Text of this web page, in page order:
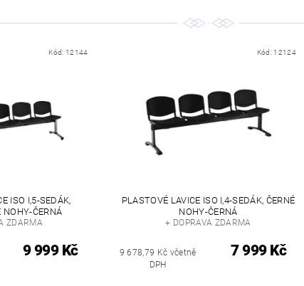
Kód: 12144
ISO I,5-SEDÁK,
NOHY-ČERNÁ
ZDARMA
9 999 Kč
Kód: 12124
PLASTOVÉ LAVICE ISO I,4-SEDÁK, ČERNÉ
NOHY-ČERNÁ
+ DOPRAVA ZDARMA
9 678,79 Kč včetně
DPH
7 999 Kč